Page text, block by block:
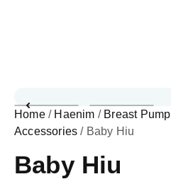
Home/ Haenim / Breast Pump
Accessories / Baby Hiu
Baby Hiu